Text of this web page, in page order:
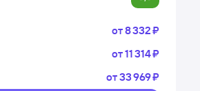
от8 ⁠332 ⁠₽
от11 ⁠314 ⁠₽
от33 ⁠969 ⁠₽